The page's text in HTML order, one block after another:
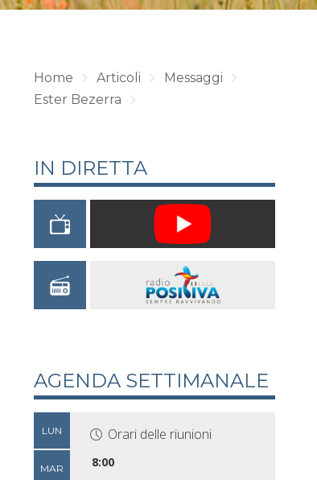
Home Articoli
Messaggi
Ester Bezerra
IN DIRETTA
AGENDA SETTIMANALE
LUN
MAR
Orari delle riunioni
8:00